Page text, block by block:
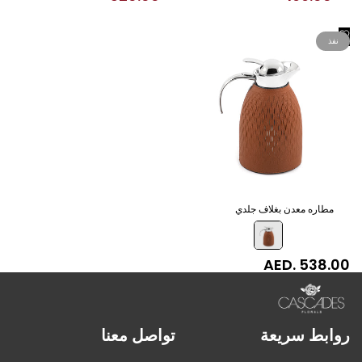
نفذ
اضف
الي
مطاره معدن بغلاف جلدي
سعر
البيع
AED. 538.00
روابط سريعة تواصل معنا